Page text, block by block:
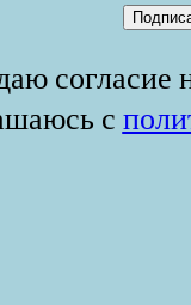
согласие
с